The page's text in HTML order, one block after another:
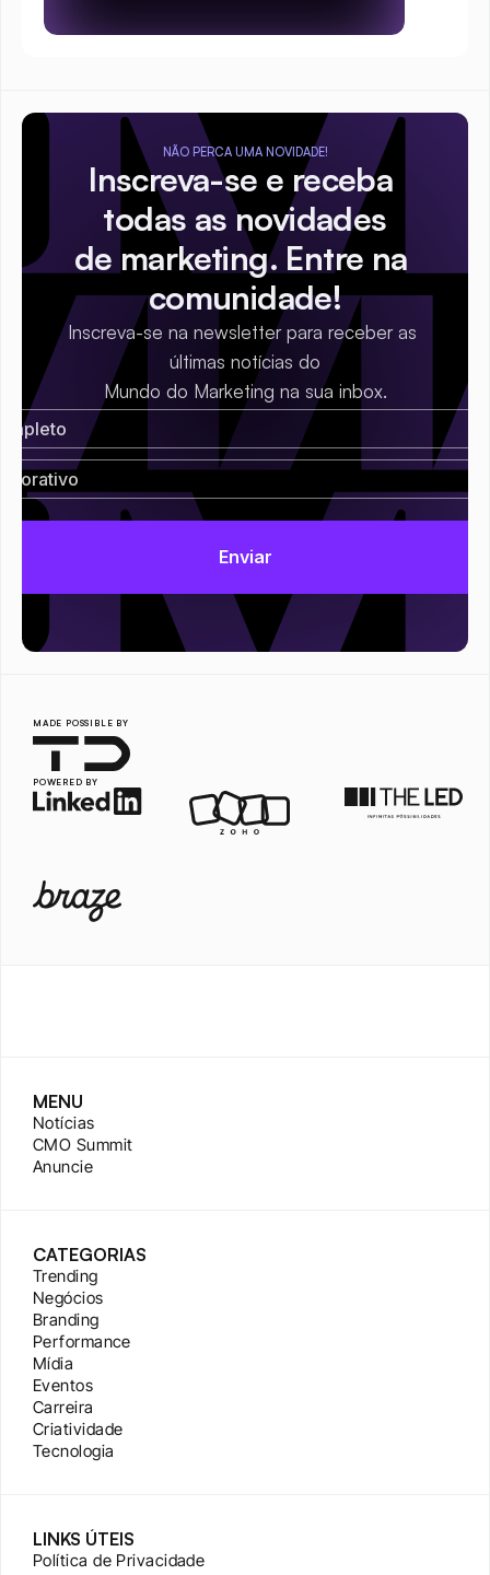
NÃO PERCA UMA NOVIDADE!
Inscreva-se e receba
todas as novidades
de marketing. Entre na
comunidade!
Inscreva-se na newsletter para receber as
últimas notícias do
Mundo do Marketing na sua inbox.
MADE POSSIBLE BY
POWERED BY
MENU
Notícias
CMO Summit
Anuncie
CATEGORIAS
Trending
Negócios
Branding
Performance
Mídia
Eventos
Carreira
Criatividade
Tecnologia
LINKS ÚTEIS
Política de Privacidade